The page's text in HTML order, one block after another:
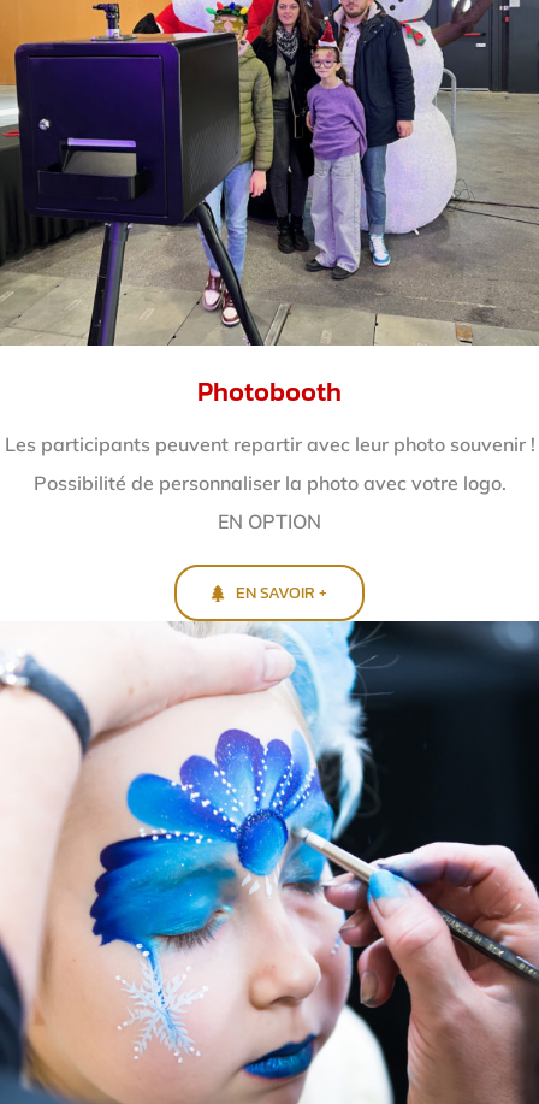
Photobooth
Les participants peuvent repartir avec leur photo souvenir !
Possibilité de personnaliser la photo avec votre logo.
EN OPTION
EN SAVOIR +